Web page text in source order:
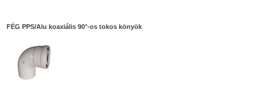
FÉG PPS/Alu koaxiális 90°-os tokos könyök